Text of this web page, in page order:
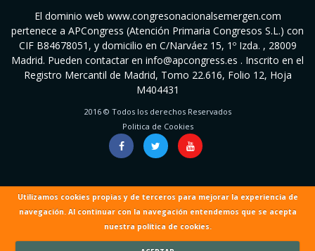
El dominio web www.congresonacionalsemergen.com
pertenece a APCongress (Atención Primaria Congresos S.L.) con
CIF B84678051, y domicilio en C/Narváez 15, 1º Izda. , 28009
Madrid. Pueden contactar en info@apcongress.es . Inscrito en el
Registro Mercantil de Madrid, Tomo 22.616, Folio 12, Hoja
M404431
2016 © Todos los derechos Reservados
Politica de Cookies
Utilizamos cookies propias y de terceros para mejorar la experiencia de
navegación. Al continuar con la navegación entendemos que se acepta
nuestra política de cookies.